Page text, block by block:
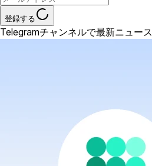
登録する
Telegramチャンネルで最新ニュー